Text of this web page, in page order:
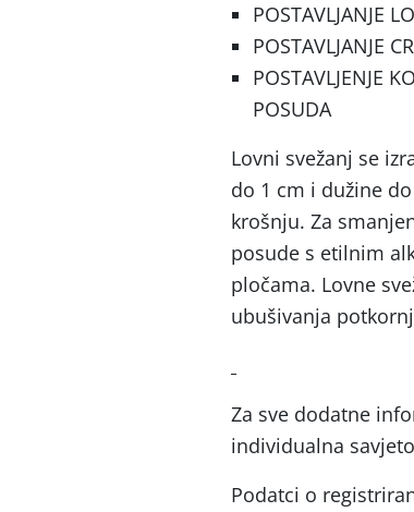
POSTAVLJANJE
POSTAVLJANJE
POSTAVLJENJE
POSUDA
Lovni svežanj se
do 1 cm i dužine
krošnju. Za
posude s etilnim
pločama. Lovne
ubušivanja
Za sve dodatne
individualna
Podatci o